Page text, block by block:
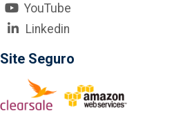
YouTube
Linkedin
Site Seguro